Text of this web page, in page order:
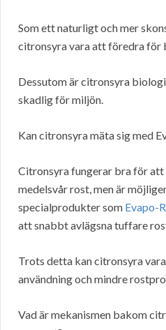
Som ett naturligt och mer
citronsyra vara att föredra för
Dessutom är citronsyra
skadlig för miljön.
Kan citronsyra mäta sig med
Citronsyra fungerar bra för
medelsvår rost, men är
specialprodukter som Evapo-
att snabbt avlägsna tuffare
Trots detta kan citronsyra
användning och mindre
Vad är mekanismen bakom